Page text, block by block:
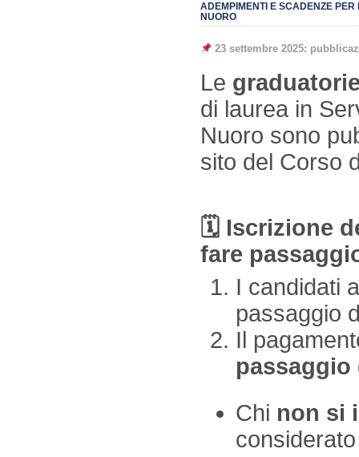
ADEMPIMENTI E SCADENZE PER
NUORO
23 settembre 2025:
Le
di laurea in
Nuoro sono
sito del Corso
🗓 Iscrizione
fare
I candidati
passaggio
Il
passaggio
Chi non si